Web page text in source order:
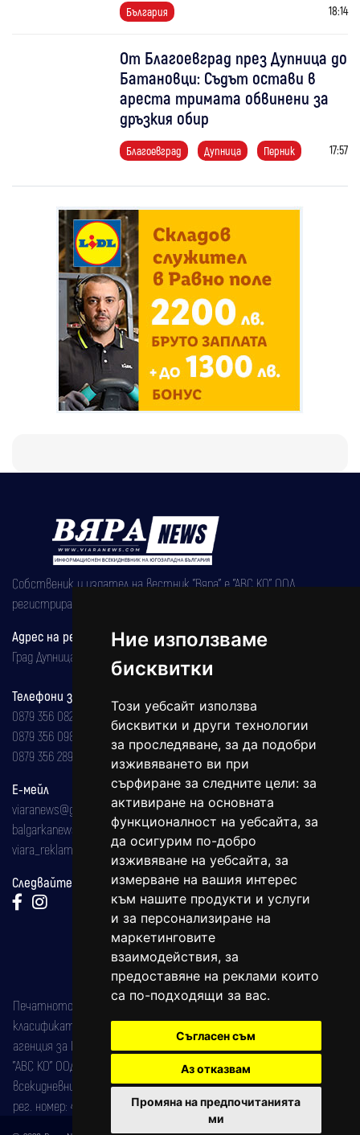
Ние използваме
бисквитки
Този уебсайт използва
бисквитки и други технологии
за проследяване, за да подобри
изживяването ви при
сърфиране за следните цели: за
активиране на основната
функционалност на уебсайта, за
да осигурим по-добро
изживяване на уебсайта, за
измерване на вашия интерес
към нашите продукти и услуги
и за персонализиране на
маркетинговите
взаимодействия, за
предоставяне на реклами които
са по-подходящи за вас.
Съгласен съм
Аз отказвам
Промяна на предпочитанията
ми
България 18:14
От Благоевград през Дупница до
Батановци: Съдът остави в
ареста тримата обвинени за
дръзкия обир
Благоевград Дупница Перник 17:57
Собственик и издател на вестник "Вяра" е "АВС КО" ООД,
регистрирана на 08.05.2002 година.
Адрес на редакцията
Град Дупница, ул.''Христо Ботев" 43
Телефони за реклама и абонаменти
0879 356 082
0879 356 098
0879 356 289
Е-мейл
viaranews@gmail.com
balgarkanews@gmail.com
viara_reklama@mail.bg
Следвайте ни:
Печатното издание на вестника е регистрирано в националния
класификатор на печатните издания (Българска национална
агенция за ISSN) под номер: ISSN 1312-4722.
"АВС КО" ООД е притежател на марката: Вяра информационен
всекидневник на югозападна България, със свидетелство за марка
рег. номер: 47857/11.05.2004 година.